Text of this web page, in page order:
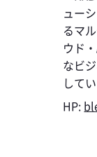
ュー
るマ
ウド
なビ
して
HP: